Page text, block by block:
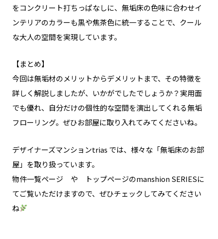
をコンクリート打ちっぱなしに、無垢床の色味に合わせイ
ンテリアのカラーも黒や焦茶色に統一することで、クール
な大人の空間を実現しています。
【まとめ】
今回は無垢材のメリットからデメリットまで、その特徴を
詳しく解説しましたが、いかがでしたでしょうか？実用面
でも優れ、自分だけの個性的な空間を演出してくれる無垢
フローリング。ぜひお部屋に取り入れてみてくださいね。
デザイナーズマンションtrias では、様々な「無垢床のお部
屋」を取り扱っています。
物件一覧ページ や トップページのmanshion SERIESに
てご覧いただけますので、ぜひチェックしてみてください
ね